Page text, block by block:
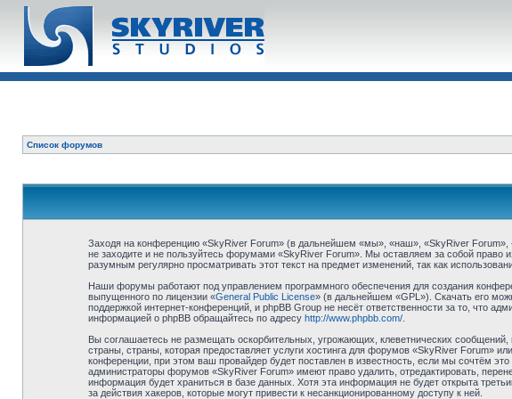
Список форумов
Заходя на конференцию «SkyRiver Forum» (в дальнейшем «мы», «наш», «SkyRiver
не заходите и не пользуйтесь форумами «SkyRiver Forum». Мы оставляем за собой
разумным регулярно просматривать этот текст на предмет изменений, так как
Наши форумы работают под управлением программного обеспечения для создания
выпущенного по лицензии «General Public License» (в дальнейшем «GPL»). Скачать его
поддержкой интернет-конференций, и phpBB Group не несёт ответственности за то, что
информацией о phpBB обращайтесь по адресу http://www.phpbb.com/.
Вы соглашаетесь не размещать оскорбительных, угрожающих, клеветнических
страны, страны, которая предоставляет услуги хостинга для форумов «SkyRiver Forum»
конференции, при этом ваш провайдер будет поставлен в известность, если мы сочтём
администраторы форумов «SkyRiver Forum» имеют право удалить, отредактировать,
информация будет храниться в базе данных. Хотя эта информация не будет открыта
за действия хакеров, которые могут привести к несанкционированному доступу к ней.